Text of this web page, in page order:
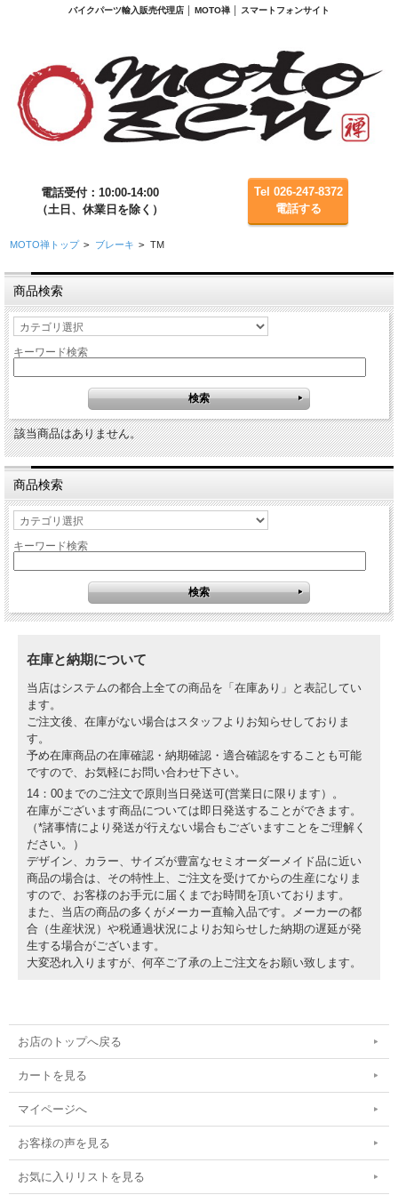
バイクパーツ輸入販売代理店 │ MOTO禅 │ スマートフォンサイト
電話受付：10:00-14:00
（土日、休業日を除く）
Tel 026-247-8372
電話する
MOTO禅トップ > ブレーキ > TM
商品検索
キーワード検索
該当商品はありません。
商品検索
キーワード検索
在庫と納期について
当店はシステムの都合上全ての商品を「在庫あり」と表記してい
ます。
ご注文後、在庫がない場合はスタッフよりお知らせしておりま
す。
予め在庫商品の在庫確認・納期確認・適合確認をすることも可能
ですので、お気軽にお問い合わせ下さい。
14：00までのご注文で原則当日発送可(営業日に限ります）。
在庫がございます商品については即日発送することができます。
（*諸事情により発送が行えない場合もございますことをご理解く
ださい。）
デザイン、カラー、サイズが豊富なセミオーダーメイド品に近い
商品の場合は、その特性上、ご注文を受けてからの生産になりま
すので、お客様のお手元に届くまでお時間を頂いております。
また、当店の商品の多くがメーカー直輸入品です。メーカーの都
合（生産状況）や税通過状況によりお知らせした納期の遅延が発
生する場合がございます。
大変恐れ入りますが、何卒ご了承の上ご注文をお願い致します。
お店のトップへ戻る
カートを見る
マイページへ
お客様の声を見る
お気に入りリストを見る